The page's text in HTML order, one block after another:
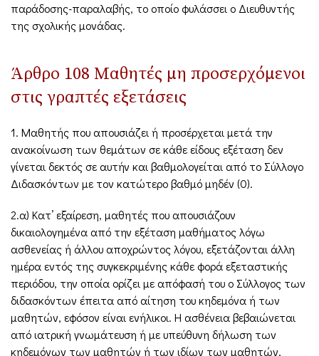
παράδοσης-παραλαβής, το οποίο φυλάσσει ο Διευθυντής
της σχολικής μονάδας.
Άρθρο 108 Μαθητές μη προσερχόμενοι
στις γραπτές εξετάσεις
1. Μαθητής που απουσιάζει ή προσέρχεται μετά την
ανακοίνωση των θεμάτων σε κάθε είδους εξέταση δεν
γίνεται δεκτός σε αυτήν και βαθμολογείται από το Σύλλογο
Διδασκόντων με τον κατώτερο βαθμό μηδέν (0).
2.α) Κατ’ εξαίρεση, μαθητές που απουσιάζουν
δικαιολογημένα από την εξέταση μαθήματος λόγω
ασθενείας ή άλλου αποχρώντος λόγου, εξετάζονται άλλη
ημέρα εντός της συγκεκριμένης κάθε φορά εξεταστικής
περιόδου, την οποία ορίζει με απόφασή του ο Σύλλογος των
διδασκόντων έπειτα από αίτηση του κηδεμόνα ή των
μαθητών, εφόσον είναι ενήλικοι. Η ασθένεια βεβαιώνεται
από ιατρική γνωμάτευση ή με υπεύθυνη δήλωση των
κηδεμόνων των μαθητών ή των ιδίων των μαθητών,